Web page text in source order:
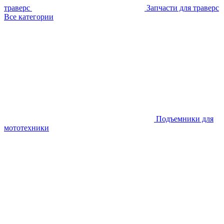
траверс
Запчасти для траверс
Все категории
Подъемники для
мототехники